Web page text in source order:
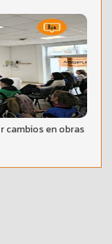
cambios en obras